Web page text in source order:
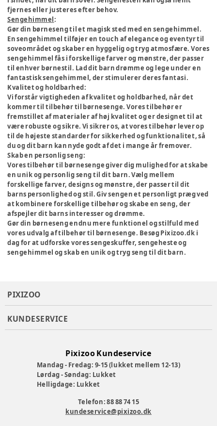
fjernes eller justeres efter behov.
Sengehimmel:
Gør din børneseng til et magisk sted med en sengehimmel.
En sengehimmel tilføjer en touch af elegance og eventyr til
soveområdet og skaber en hyggelig og tryg atmosfære. Vores
sengehimmel fås i forskellige farver og mønstre, der passer
til enhver børnestil. Lad dit barn drømme og lege under en
fantastisk sengehimmel, der stimulerer deres fantasi.
Kvalitet og holdbarhed:
Vi forstår vigtigheden af kvalitet og holdbarhed, når det
kommer til tilbehør til børnesenge. Vores tilbehør er
fremstillet af materialer af høj kvalitet og er designet til at
være robuste og sikre. Vi sikrer os, at vores tilbehør lever op
til de højeste standarder for sikkerhed og funktionalitet, så
du og dit barn kan nyde godt af det i mange år fremover.
Skab en personlig seng:
Vores tilbehør til børnesenge giver dig mulighed for at skabe
en unik og personlig seng til dit barn. Vælg mellem
forskellige farver, designs og mønstre, der passer til dit
barns personlighed og stil. Giv sengen et personligt præg ved
at kombinere forskellige tilbehør og skabe en seng, der
afspejler dit barns interesser og drømme.
Gør din børneseng endnu mere funktionel og stilfuld med
vores udvalg af tilbehør til børnesenge. Besøg Pixizoo.dk i
dag for at udforske vores sengeskuffer, sengeheste og
sengehimmel og skab en unik og tryg seng til dit barn.
PIXIZOO
KUNDESERVICE
Pixizoo Kundeservice
Mandag - Fredag: 9-15 (lukket mellem 12-13)
Lørdag - Søndag: Lukket
Helligdage: Lukket
Telefon: 88 88 74 15
kundeservice@pixizoo.dk